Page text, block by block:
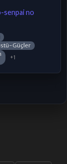
senpai no
Güçler
+1